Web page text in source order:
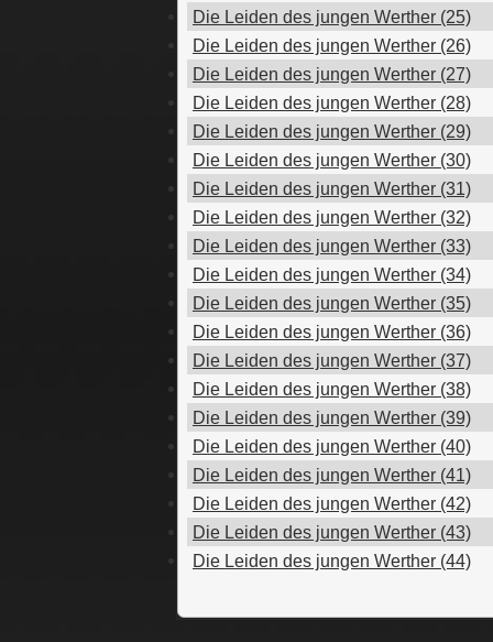
Die Leiden des jungen Werther (25)
Die Leiden des jungen Werther (26)
Die Leiden des jungen Werther (27)
Die Leiden des jungen Werther (28)
Die Leiden des jungen Werther (29)
Die Leiden des jungen Werther (30)
Die Leiden des jungen Werther (31)
Die Leiden des jungen Werther (32)
Die Leiden des jungen Werther (33)
Die Leiden des jungen Werther (34)
Die Leiden des jungen Werther (35)
Die Leiden des jungen Werther (36)
Die Leiden des jungen Werther (37)
Die Leiden des jungen Werther (38)
Die Leiden des jungen Werther (39)
Die Leiden des jungen Werther (40)
Die Leiden des jungen Werther (41)
Die Leiden des jungen Werther (42)
Die Leiden des jungen Werther (43)
Die Leiden des jungen Werther (44)